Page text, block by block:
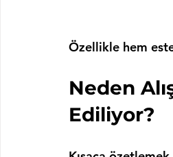
Özellikle hem
Neden
Ediliyor?